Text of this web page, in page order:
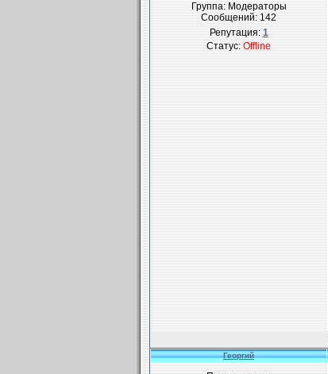
Группа: Модераторы
Сообщений:142
Репутация:1
Статус:Offline
Георгий